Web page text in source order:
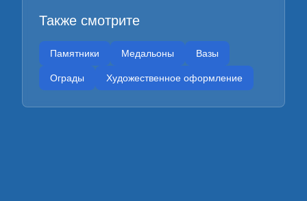
Также смотрите
Памятники Медальоны Вазы
Ограды Художественное оформление